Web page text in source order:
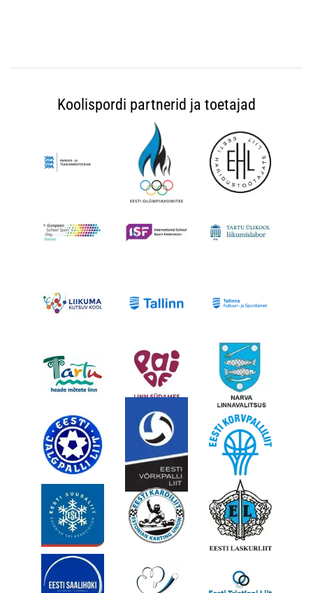
Koolispordi partnerid ja toetajad